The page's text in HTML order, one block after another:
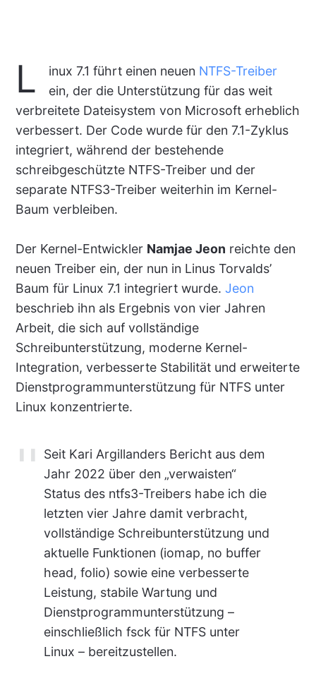
L inux 7.1 führt einen neuen NTFS-Treiber
ein, der die Unterstützung für das weit
verbreitete Dateisystem von Microsoft erheblich
verbessert. Der Code wurde für den 7.1-Zyklus
integriert, während der bestehende
schreibgeschützte NTFS-Treiber und der
separate NTFS3-Treiber weiterhin im Kernel-
Baum verbleiben.
Der Kernel-Entwickler Namjae Jeon reichte den
neuen Treiber ein, der nun in Linus Torvalds’
Baum für Linux 7.1 integriert wurde. Jeon
beschrieb ihn als Ergebnis von vier Jahren
Arbeit, die sich auf vollständige
Schreibunterstützung, moderne Kernel-
Integration, verbesserte Stabilität und erweiterte
Dienstprogrammunterstützung für NTFS unter
Linux konzentrierte.
Seit Kari Argillanders Bericht aus dem
Jahr 2022 über den „verwaisten“
Status des ntfs3-Treibers habe ich die
letzten vier Jahre damit verbracht,
vollständige Schreibunterstützung und
aktuelle Funktionen (iomap, no buffer
head, folio) sowie eine verbesserte
Leistung, stabile Wartung und
Dienstprogrammunterstützung –
einschließlich fsck für NTFS unter
Linux – bereitzustellen.